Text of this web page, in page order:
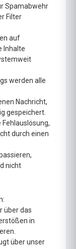
Spamabwehr
Filter
auf
Inhalte
werden alle
Nachricht,
gespeichert.
durch einen
nicht
über das
in
über unser